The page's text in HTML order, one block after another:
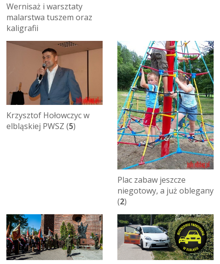
Wernisaż i warsztaty
malarstwa tuszem oraz
kaligrafii
Krzysztof Hołowczyc w
elbląskiej PWSZ (5)
Plac zabaw jeszcze
niegotowy, a już oblegany
(2)